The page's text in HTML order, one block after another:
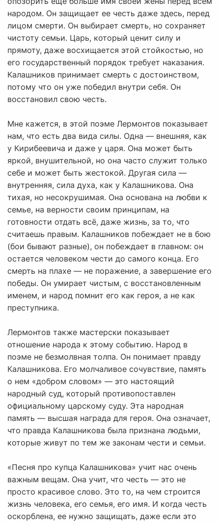
народом. Он защищает ее честь даже здесь, перед
лицом смерти. Он выбирает смерть, но сохраняет
чистоту семьи. Царь, который ценит силу и
прямоту, даже восхищается этой стойкостью, но
его государственный порядок требует наказания.
Калашников принимает смерть с достоинством,
потому что он уже победил внутри себя. Он
восстановил свою честь.
Мне кажется, в этой поэме Лермонтов показывает
нам, что есть два вида силы. Одна — внешняя, как
у Кирибеевича и даже у царя. Она может быть
яркой, внушительной, но она часто служит только
себе и может быть жестокой. Другая сила —
внутренняя, сила духа, как у Калашникова. Она
тихая, но несокрушимая. Она основана на любви к
семье, на верности своим принципам, на
готовности отдать всё, даже жизнь, за то, что
считаешь правым. Калашников побеждает не в бою
(бои бывают разные), он побеждает в главном: он
остается человеком чести до самого конца. Его
смерть на плахе — не поражение, а завершение его
победы. Он умирает чистым, с восстановленным
именем, и народ помнит его как героя, а не как
преступника.
Лермонтов также мастерски показывает
отношение народа к этому событию. Народ в
поэме не безмолвная толпа. Он понимает правду
Калашникова. Его молчаливое сочувствие, память
о нем «добром словом» — это настоящий
народный суд, который противопоставлен
официальному царскому суду. Эта народная
память — высшая награда для героя. Она означает,
что правда Калашникова была признана людьми,
которые живут по тем же законам чести и семьи.
«Песня про купца Калашникова» учит нас очень
важным вещам. Она учит, что честь — это не
просто красивое слово. Это то, на чем строится
жизнь человека, его семья, его имя. И когда честь
оскорблена, ее нужно защищать, даже если это